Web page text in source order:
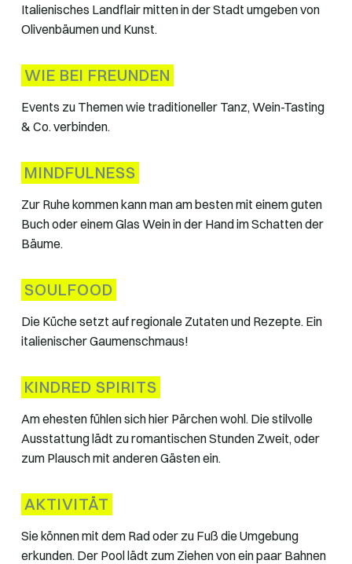
Italienisches Landflair mitten in der Stadt umgeben von
Olivenbäumen und Kunst.
WIE BEI FREUNDEN
Events zu Themen wie traditioneller Tanz, Wein-Tasting
& Co. verbinden.
MINDFULNESS
Zur Ruhe kommen kann man am besten mit einem guten
Buch oder einem Glas Wein in der Hand im Schatten der
Bäume.
SOULFOOD
Die Küche setzt auf regionale Zutaten und Rezepte. Ein
italienischer Gaumenschmaus!
KINDRED SPIRITS
Am ehesten fühlen sich hier Pärchen wohl. Die stilvolle
Ausstattung lädt zu romantischen Stunden Zweit, oder
zum Plausch mit anderen Gästen ein.
AKTIVITÄT
Sie können mit dem Rad oder zu Fuß die Umgebung
erkunden. Der Pool lädt zum Ziehen von ein paar Bahnen